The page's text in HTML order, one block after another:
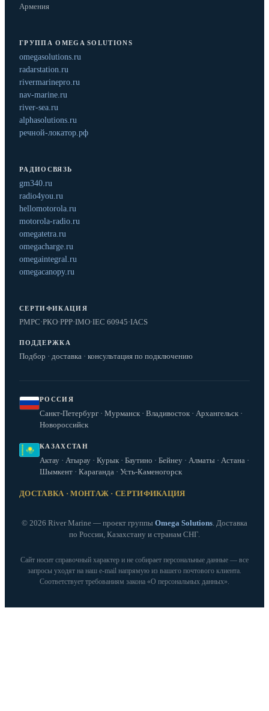
Армения
ГРУППА OMEGA SOLUTIONS
omegasolutions.ru
radarstation.ru
rivermarinepro.ru
nav-marine.ru
river-sea.ru
alphasolutions.ru
речной-локатор.рф
РАДИОСВЯЗЬ
gm340.ru
radio4you.ru
hellomotorola.ru
motorola-radio.ru
omegatetra.ru
omegacharge.ru
omegaintegral.ru
omegacanopy.ru
СЕРТИФИКАЦИЯ
РМРС·РКО·РРР·IMO·IEC 60945·IACS
ПОДДЕРЖКА
Подбор · доставка · консультация по подключению
РОССИЯ
Санкт-Петербург · Мурманск · Владивосток · Архангельск ·
Новороссийск
КАЗАХСТАН
Актау · Атырау · Курык · Баутино · Бейнеу · Алматы · Астана ·
Шымкент · Караганда · Усть-Каменогорск
ДОСТАВКА · МОНТАЖ · СЕРТИФИКАЦИЯ
© 2026 River Marine — проект группы Omega Solutions. Доставка
по России, Казахстану и странам СНГ.
Сайт носит справочный характер и не собирает персональные данные — все
запросы уходят на наш e‑mail напрямую из вашего почтового клиента.
Соответствует требованиям закона «О персональных данных».